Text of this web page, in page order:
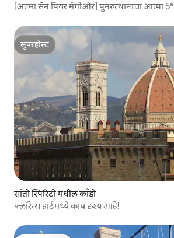
[अल्मा सॅन पियर मॅगीओर] पुनरुत्थानाचा आत्मा 5*
सुपरहोस्ट
सुपरहोस्ट
सांतो स्पिरिटो मधील काँडो
फ्लॉरेन्स हार्टमध्ये काय दृश्य आहे!